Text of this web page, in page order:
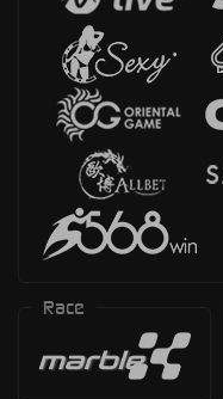
Race